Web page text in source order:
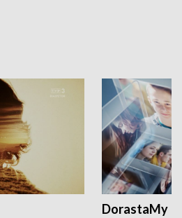
DorastaMy